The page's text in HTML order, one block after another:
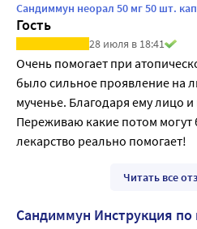
Сандиммун неорал 50 мг 50 шт.
Гость
28 июля в 18:41
Очень помогает при
было сильное проявление на
мученье. Благодаря ему лицо
Переживаю какие потом
лекарство реально помогает!
Читать все
Сандиммун Инструкция